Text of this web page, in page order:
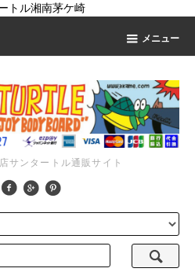
トル湘南茅ケ崎
メニュー
サンタートル通販サイト